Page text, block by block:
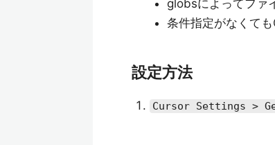
globsによってファ
条件指定がなくて
設定方法
Cursor Settings >